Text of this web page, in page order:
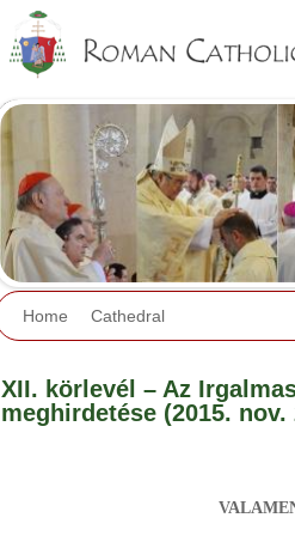
Home Cathedral
XII. körlevél – Az
meghirdetése (2015. nov.